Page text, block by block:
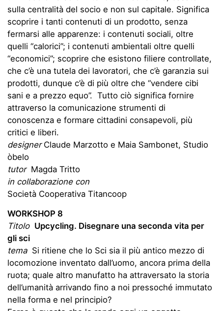
sulla centralità del socio e non sul capitale. Significa
scoprire i tanti contenuti di un prodotto, senza
fermarsi alle apparenze: i contenuti sociali, oltre
quelli “calorici”; i contenuti ambientali oltre quelli
“economici”; scoprire che esistono filiere controllate,
che c’è una tutela dei lavoratori, che c’è garanzia sui
prodotti, dunque c’è di più oltre che “vendere cibi
sani e a prezzo equo”. Tutto ciò significa fornire
attraverso la comunicazione strumenti di
conoscenza e formare cittadini consapevoli, più
critici e liberi.
designer Claude Marzotto e Maia Sambonet, Studio
òbelo
tutor Magda Tritto
in collaborazione con
Società Cooperativa Titancoop
WORKSHOP 8
Titolo Upcycling. Disegnare una seconda vita per
gli sci
tema Si ritiene che lo Sci sia il più antico mezzo di
locomozione inventato dall’uomo, ancora prima della
ruota; quale altro manufatto ha attraversato la storia
dell’umanità arrivando fino a noi pressoché immutato
nella forma e nel principio?